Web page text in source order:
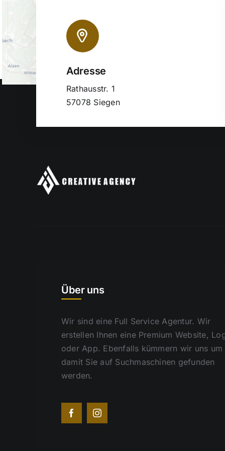
Adresse
Rathausstr. 1
57078 Siegen
Über uns
Wir sind eine Full Service Agentur. Wir
erstellen Ihnen eine Premium Website,
oder App. Ebenfalls kümmern wir uns um
damit Sie auf Suchmaschinen gefunden
werden.